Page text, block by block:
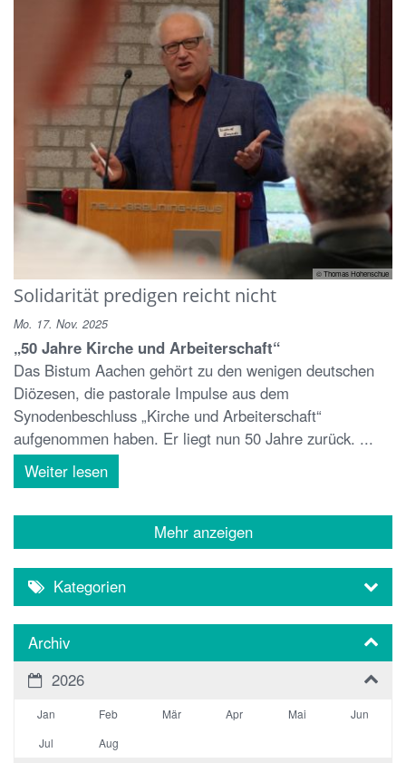
© Thomas Hohenschue
Solidarität predigen reicht nicht
Mo. 17. Nov. 2025
„50 Jahre Kirche und Arbeiterschaft“
Das Bistum Aachen gehört zu den wenigen deutschen
Diözesen, die pastorale Impulse aus dem
Synodenbeschluss „Kirche und Arbeiterschaft“
aufgenommen haben. Er liegt nun 50 Jahre zurück. ...
Weiter lesen
Mehr anzeigen
Kategorien
Archiv
2026
Jan Feb Mär Apr Mai
Jun
Jul
Aug